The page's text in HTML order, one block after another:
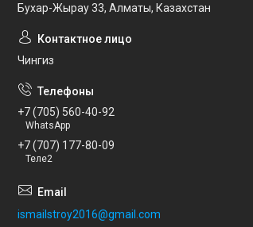
Бухар-Жырау 33, Алматы, Казахстан
Чингиз
+7 (705) 560-40-92
WhatsApp
+7 (707) 177-80-09
Теле2
ismailstroy2016@gmail.com